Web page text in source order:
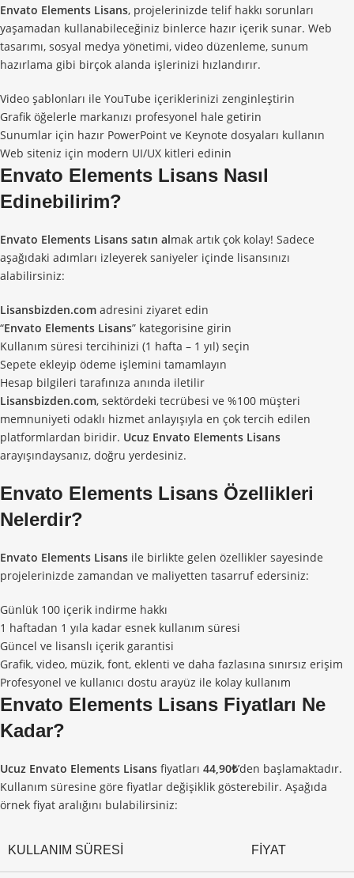
Envato Elements Lisans, projelerinizde telif hakkı sorunları
yaşamadan kullanabileceğiniz binlerce hazır içerik sunar. Web
tasarımı, sosyal medya yönetimi, video düzenleme, sunum
hazırlama gibi birçok alanda işlerinizi hızlandırır.
Video şablonları ile YouTube içeriklerinizi zenginleştirin
Grafik öğelerle markanızı profesyonel hale getirin
Sunumlar için hazır PowerPoint ve Keynote dosyaları kullanın
Web siteniz için modern UI/UX kitleri edinin
Envato Elements Lisans Nasıl
Edinebilirim?
Envato Elements Lisans satın almak artık çok kolay! Sadece
aşağıdaki adımları izleyerek saniyeler içinde lisansınızı
alabilirsiniz:
Lisansbizden.com adresini ziyaret edin
“Envato Elements Lisans” kategorisine girin
Kullanım süresi tercihinizi (1 hafta – 1 yıl) seçin
Sepete ekleyip ödeme işlemini tamamlayın
Hesap bilgileri tarafınıza anında iletilir
Lisansbizden.com, sektördeki tecrübesi ve %100 müşteri
memnuniyeti odaklı hizmet anlayışıyla en çok tercih edilen
platformlardan biridir. Ucuz Envato Elements Lisans
arayışındaysanız, doğru yerdesiniz.
Envato Elements Lisans Özellikleri
Nelerdir?
Envato Elements Lisans ile birlikte gelen özellikler sayesinde
projelerinizde zamandan ve maliyetten tasarruf edersiniz:
Günlük 100 içerik indirme hakkı
1 haftadan 1 yıla kadar esnek kullanım süresi
Güncel ve lisanslı içerik garantisi
Grafik, video, müzik, font, eklenti ve daha fazlasına sınırsız erişim
Profesyonel ve kullanıcı dostu arayüz ile kolay kullanım
Envato Elements Lisans Fiyatları Ne
Kadar?
Ucuz Envato Elements Lisans fiyatları 44,90₺’den başlamaktadır.
Kullanım süresine göre fiyatlar değişiklik gösterebilir. Aşağıda
örnek fiyat aralığını bulabilirsiniz:
KULLANIM SÜRESI FIYAT